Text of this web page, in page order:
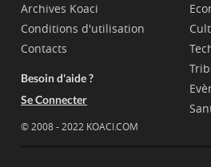
Archives Koaci
Conditions d'utilisation
Contacts
Besoin d'aide ?
Se Connecter
© 2008 - 2022 KOACI.COM